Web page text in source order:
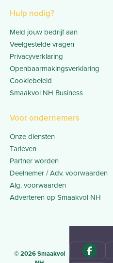
Hulp nodig?
Meld jouw bedrijf aan
Veelgestelde vragen
Privacyverklaring
Openbaarmakingsverklaring
Cookiebeleid
Smaakvol NH Business
Voor ondernemers
Onze diensten
Tarieven
Partner worden
Deelnemer / Adv. voorwaarden
Alg. voorwaarden
Adverteren op Smaakvol NH
© 2026 Smaakvol